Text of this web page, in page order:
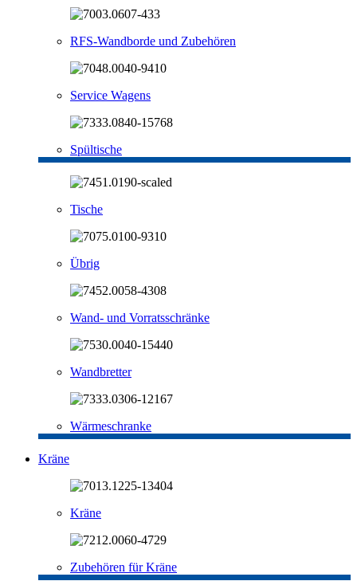
RFS-Wandborde und Zubehören
Service Wagens
Spültische
Tische
Übrig
Wand- und Vorratsschränke
Wandbretter
Wärmeschranke
Kräne
Kräne
Zubehören für Kräne